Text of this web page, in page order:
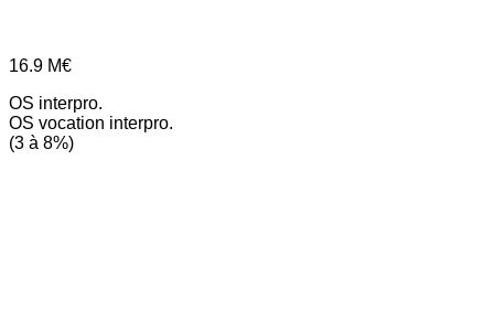
16.9 M€
OS interpro.
OS vocation interpro.
(3 à 8%)